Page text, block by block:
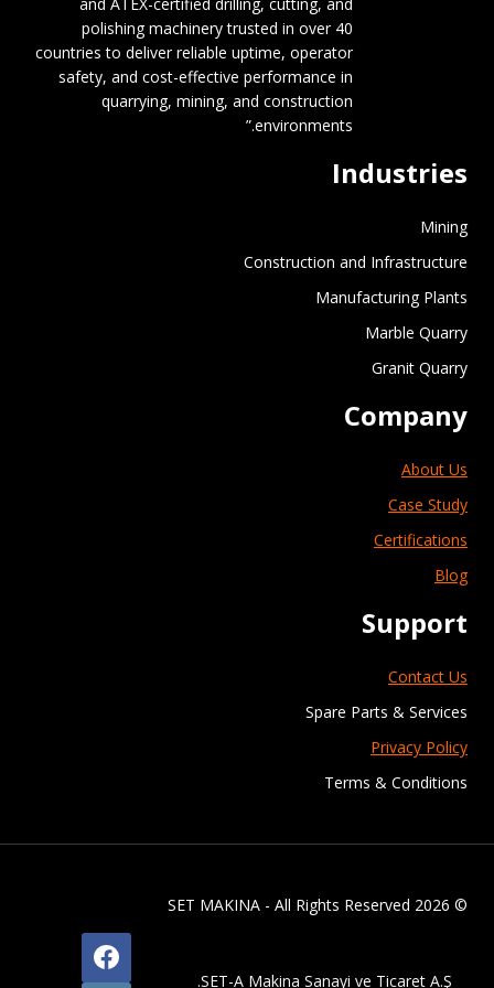
polishing machinery trusted in over 40
countries to deliver reliable uptime, operator
safety, and cost-effective performance in
quarrying, mining, and construction
environments.”
Industries
Mining
Construction and Infrastructure
Manufacturing Plants
Marble Quarry
Granit Quarry
Company
About Us
Case Study
Certifications
Blog
Support
Contact Us
Spare Parts & Services
Privacy Policy
Terms & Conditions
© 2026 SET MAKINA - All Rights Reserved
SET-A Makina Sanayi ve Ticaret A.Ş.